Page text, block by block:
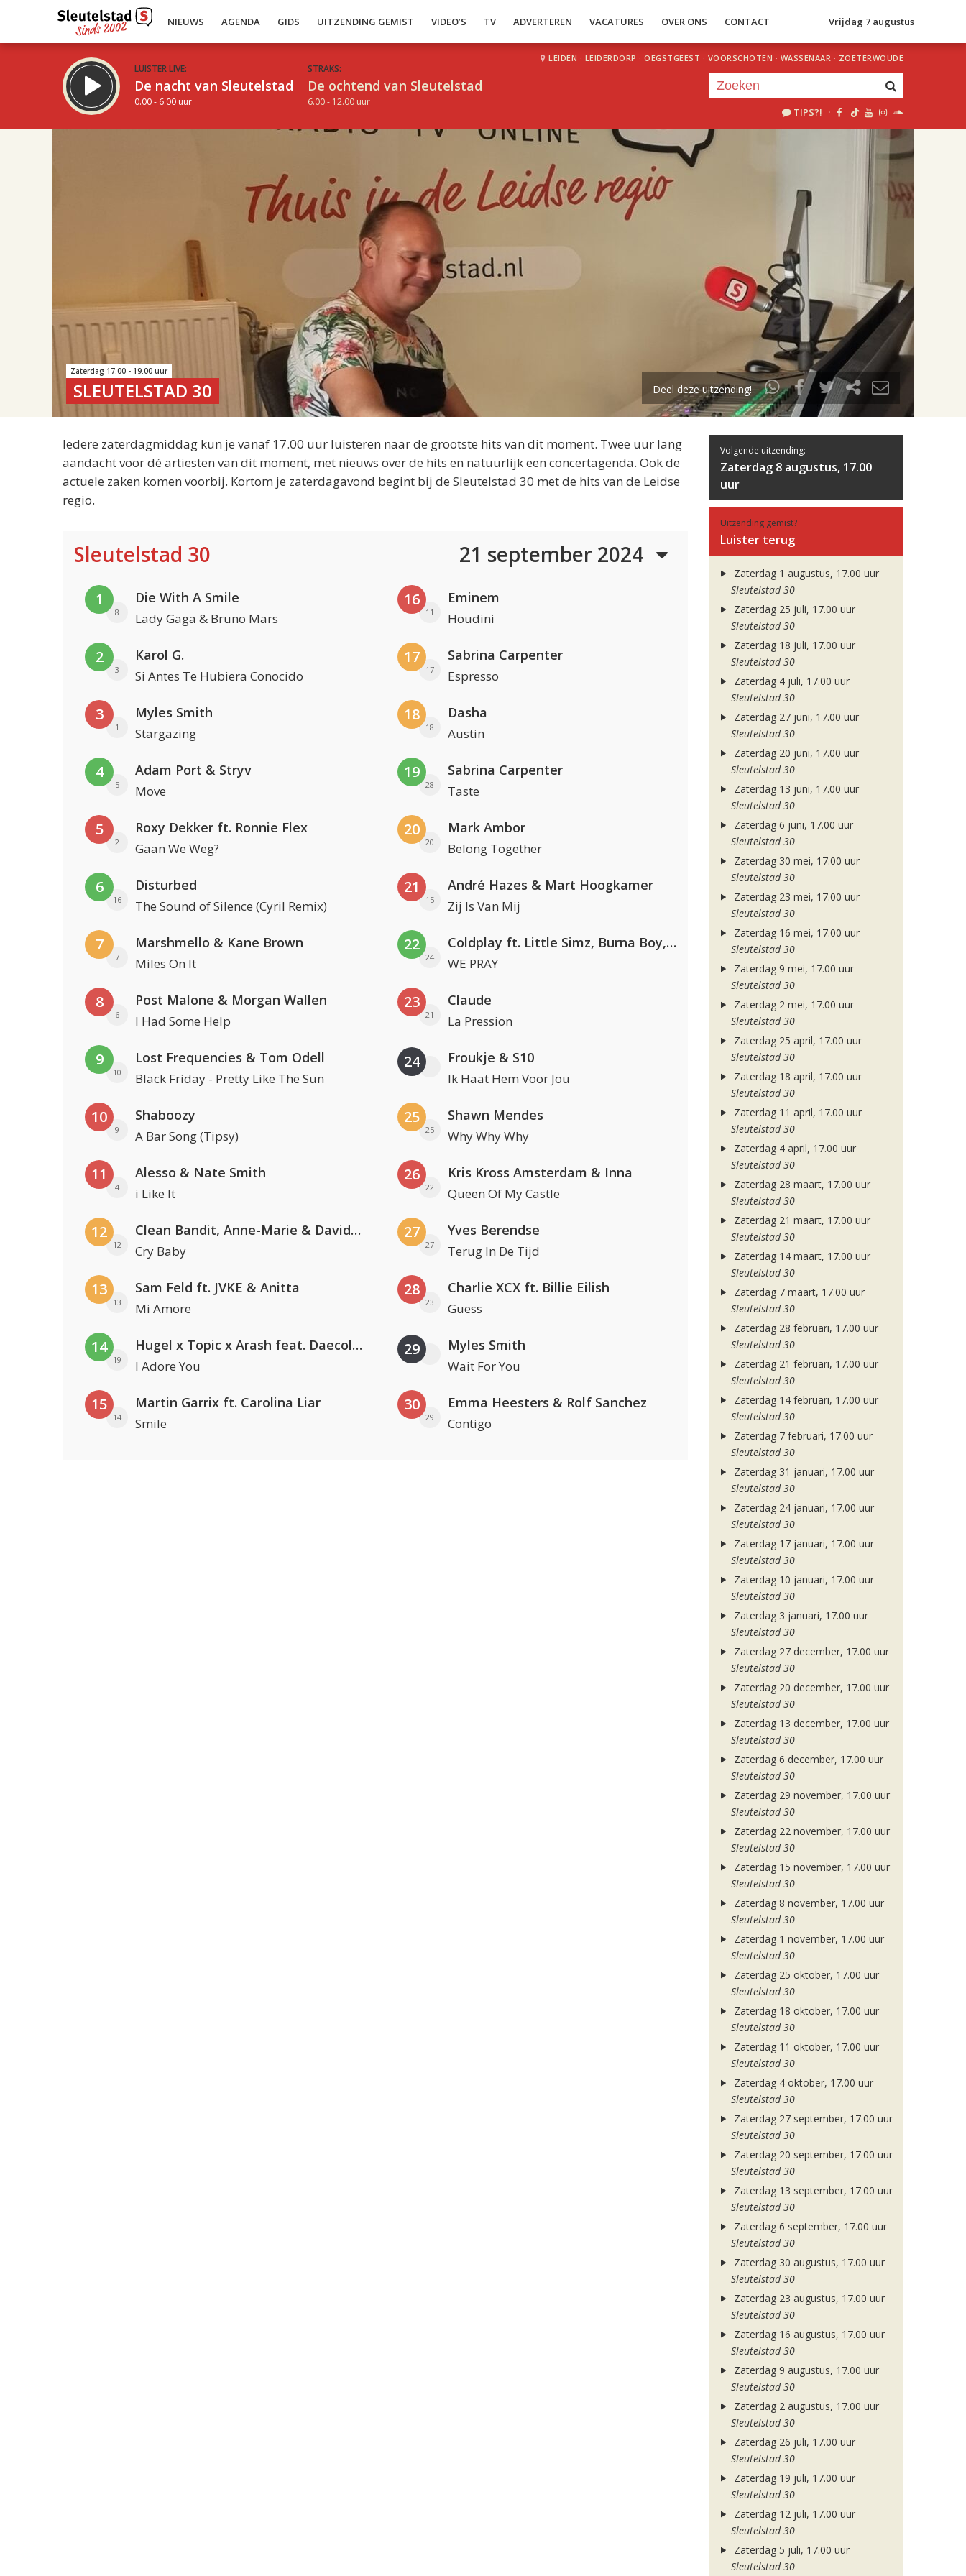
NIEUWS AGENDA GIDS UITZENDING GEMIST VIDEO’S TV ADVERTEREN VACATURES OVER ONS CONTACT Vrijdag 7 augustus
LUISTER LIVE:
De nacht van Sleutelstad
0.00 - 6.00 uur
STRAKS:
De ochtend van Sleutelstad
6.00 - 12.00 uur
LEIDEN · LEIDERDORP · OEGSTGEEST · VOORSCHOTEN · WASSENAAR · ZOETERWOUDE
TIPS?! ·
uur 1 van 2
Volgend uur
Zaterdag 17.00 - 19.00 uur
SLEUTELSTAD 30 Deel deze uitzending!
Iedere zaterdagmiddag kun je vanaf 17.00 uur luisteren naar de grootste hits van dit moment. Twee uur lang
aandacht voor dé artiesten van dit moment, met nieuws over de hits en natuurlijk een concertagenda. Ook de
actuele zaken komen voorbij. Kortom je zaterdagavond begint bij de Sleutelstad 30 met de hits van de Leidse
regio.
Sleutelstad 30 21 september 2024
1
8
Die With A Smile
Lady Gaga & Bruno Mars
2
3
Karol G.
Si Antes Te Hubiera Conocido
3
1
Myles Smith
Stargazing
4
5
Adam Port & Stryv
Move
5
2
Roxy Dekker ft. Ronnie Flex
Gaan We Weg?
6
16
Disturbed
The Sound of Silence (Cyril Remix)
7
7
Marshmello & Kane Brown
Miles On It
8
6
Post Malone & Morgan Wallen
I Had Some Help
9
10
Lost Frequencies & Tom Odell
Black Friday - Pretty Like The Sun
10
9
Shaboozy
A Bar Song (Tipsy)
11
4
Alesso & Nate Smith
i Like It
12
12
Clean Bandit, Anne-Marie & David Guetta
Cry Baby
13
13
Sam Feld ft. JVKE & Anitta
Mi Amore
14
19
Hugel x Topic x Arash feat. Daecolm
I Adore You
15
14
Martin Garrix ft. Carolina Liar
Smile
16
11
Eminem
Houdini
17
17
Sabrina Carpenter
Espresso
18
18
Dasha
Austin
19
28
Sabrina Carpenter
Taste
20
20
Mark Ambor
Belong Together
21
15
André Hazes & Mart Hoogkamer
Zij Is Van Mij
22
24
Coldplay ft. Little Simz, Burna Boy, Elyanna & Tini
WE PRAY
23
21
Claude
La Pression
24 Froukje & S10
Ik Haat Hem Voor Jou
25
25
Shawn Mendes
Why Why Why
26
22
Kris Kross Amsterdam & Inna
Queen Of My Castle
27
27
Yves Berendse
Terug In De Tijd
28
23
Charlie XCX ft. Billie Eilish
Guess
29 Myles Smith
Wait For You
30
29
Emma Heesters & Rolf Sanchez
Contigo
Volgende uitzending:
Zaterdag 8 augustus, 17.00
uur
Uitzending gemist?
Luister terug
Zaterdag 1 augustus, 17.00 uur
Sleutelstad 30
Zaterdag 25 juli, 17.00 uur
Sleutelstad 30
Zaterdag 18 juli, 17.00 uur
Sleutelstad 30
Zaterdag 4 juli, 17.00 uur
Sleutelstad 30
Zaterdag 27 juni, 17.00 uur
Sleutelstad 30
Zaterdag 20 juni, 17.00 uur
Sleutelstad 30
Zaterdag 13 juni, 17.00 uur
Sleutelstad 30
Zaterdag 6 juni, 17.00 uur
Sleutelstad 30
Zaterdag 30 mei, 17.00 uur
Sleutelstad 30
Zaterdag 23 mei, 17.00 uur
Sleutelstad 30
Zaterdag 16 mei, 17.00 uur
Sleutelstad 30
Zaterdag 9 mei, 17.00 uur
Sleutelstad 30
Zaterdag 2 mei, 17.00 uur
Sleutelstad 30
Zaterdag 25 april, 17.00 uur
Sleutelstad 30
Zaterdag 18 april, 17.00 uur
Sleutelstad 30
Zaterdag 11 april, 17.00 uur
Sleutelstad 30
Zaterdag 4 april, 17.00 uur
Sleutelstad 30
Zaterdag 28 maart, 17.00 uur
Sleutelstad 30
Zaterdag 21 maart, 17.00 uur
Sleutelstad 30
Zaterdag 14 maart, 17.00 uur
Sleutelstad 30
Zaterdag 7 maart, 17.00 uur
Sleutelstad 30
Zaterdag 28 februari, 17.00 uur
Sleutelstad 30
Zaterdag 21 februari, 17.00 uur
Sleutelstad 30
Zaterdag 14 februari, 17.00 uur
Sleutelstad 30
Zaterdag 7 februari, 17.00 uur
Sleutelstad 30
Zaterdag 31 januari, 17.00 uur
Sleutelstad 30
Zaterdag 24 januari, 17.00 uur
Sleutelstad 30
Zaterdag 17 januari, 17.00 uur
Sleutelstad 30
Zaterdag 10 januari, 17.00 uur
Sleutelstad 30
Zaterdag 3 januari, 17.00 uur
Sleutelstad 30
Zaterdag 27 december, 17.00 uur
Sleutelstad 30
Zaterdag 20 december, 17.00 uur
Sleutelstad 30
Zaterdag 13 december, 17.00 uur
Sleutelstad 30
Zaterdag 6 december, 17.00 uur
Sleutelstad 30
Zaterdag 29 november, 17.00 uur
Sleutelstad 30
Zaterdag 22 november, 17.00 uur
Sleutelstad 30
Zaterdag 15 november, 17.00 uur
Sleutelstad 30
Zaterdag 8 november, 17.00 uur
Sleutelstad 30
Zaterdag 1 november, 17.00 uur
Sleutelstad 30
Zaterdag 25 oktober, 17.00 uur
Sleutelstad 30
Zaterdag 18 oktober, 17.00 uur
Sleutelstad 30
Zaterdag 11 oktober, 17.00 uur
Sleutelstad 30
Zaterdag 4 oktober, 17.00 uur
Sleutelstad 30
Zaterdag 27 september, 17.00 uur
Sleutelstad 30
Zaterdag 20 september, 17.00 uur
Sleutelstad 30
Zaterdag 13 september, 17.00 uur
Sleutelstad 30
Zaterdag 6 september, 17.00 uur
Sleutelstad 30
Zaterdag 30 augustus, 17.00 uur
Sleutelstad 30
Zaterdag 23 augustus, 17.00 uur
Sleutelstad 30
Zaterdag 16 augustus, 17.00 uur
Sleutelstad 30
Zaterdag 9 augustus, 17.00 uur
Sleutelstad 30
Zaterdag 2 augustus, 17.00 uur
Sleutelstad 30
Zaterdag 26 juli, 17.00 uur
Sleutelstad 30
Zaterdag 19 juli, 17.00 uur
Sleutelstad 30
Zaterdag 12 juli, 17.00 uur
Sleutelstad 30
Zaterdag 5 juli, 17.00 uur
Sleutelstad 30